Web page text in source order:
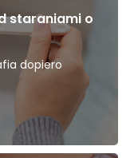
staraniami o
dopiero